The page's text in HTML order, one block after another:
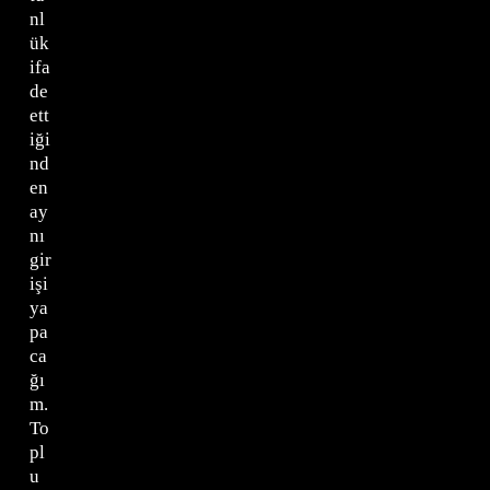
nl
ük
ifa
de
ett
iği
nd
en
ay
nı
gir
işi
ya
pa
ca
ğı
m.
To
pl
u